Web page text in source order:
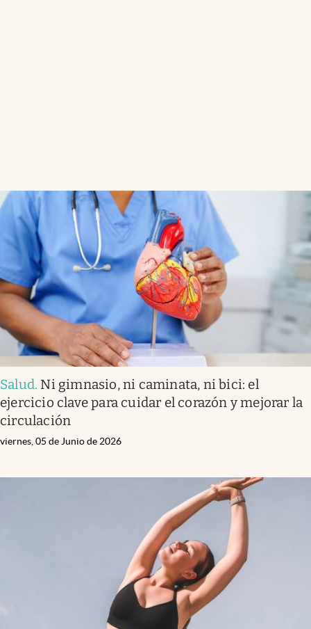
Salud. Ni gimnasio, ni caminata, ni bici: el
ejercicio clave para cuidar el corazón y mejorar la
circulación
viernes, 05 de Junio de 2026